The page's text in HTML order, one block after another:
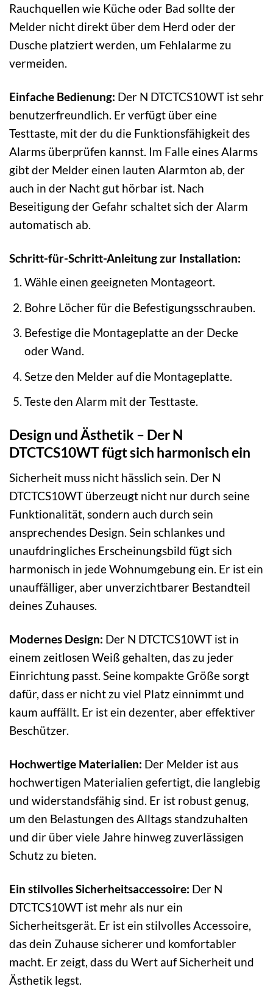
Rauchquellen wie Küche oder Bad sollte der
Melder nicht direkt über dem Herd oder der
Dusche platziert werden, um Fehlalarme zu
vermeiden.
Einfache Bedienung: Der N DTCTCS10WT ist sehr
benutzerfreundlich. Er verfügt über eine
Testtaste, mit der du die Funktionsfähigkeit des
Alarms überprüfen kannst. Im Falle eines Alarms
gibt der Melder einen lauten Alarmton ab, der
auch in der Nacht gut hörbar ist. Nach
Beseitigung der Gefahr schaltet sich der Alarm
automatisch ab.
Schritt-für-Schritt-Anleitung zur Installation:
Wähle einen geeigneten Montageort.
Bohre Löcher für die Befestigungsschrauben.
Befestige die Montageplatte an der Decke
oder Wand.
Setze den Melder auf die Montageplatte.
Teste den Alarm mit der Testtaste.
Design und Ästhetik – Der N
DTCTCS10WT fügt sich harmonisch ein
Sicherheit muss nicht hässlich sein. Der N
DTCTCS10WT überzeugt nicht nur durch seine
Funktionalität, sondern auch durch sein
ansprechendes Design. Sein schlankes und
unaufdringliches Erscheinungsbild fügt sich
harmonisch in jede Wohnumgebung ein. Er ist ein
unauffälliger, aber unverzichtbarer Bestandteil
deines Zuhauses.
Modernes Design: Der N DTCTCS10WT ist in
einem zeitlosen Weiß gehalten, das zu jeder
Einrichtung passt. Seine kompakte Größe sorgt
dafür, dass er nicht zu viel Platz einnimmt und
kaum auffällt. Er ist ein dezenter, aber effektiver
Beschützer.
Hochwertige Materialien: Der Melder ist aus
hochwertigen Materialien gefertigt, die langlebig
und widerstandsfähig sind. Er ist robust genug,
um den Belastungen des Alltags standzuhalten
und dir über viele Jahre hinweg zuverlässigen
Schutz zu bieten.
Ein stilvolles Sicherheitsaccessoire: Der N
DTCTCS10WT ist mehr als nur ein
Sicherheitsgerät. Er ist ein stilvolles Accessoire,
das dein Zuhause sicherer und komfortabler
macht. Er zeigt, dass du Wert auf Sicherheit und
Ästhetik legst.